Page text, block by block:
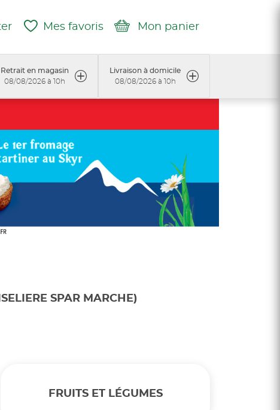
Mes favoris Mon panier
Retrait en magasin
08/08/2026 à 10h
Livraison à domicile
08/08/2026 à 10h
SPAR MARCHE)
FRUITS ET LÉGUMES